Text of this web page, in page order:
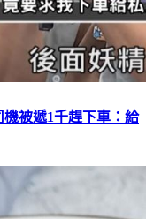
被遞1千趕下車：給